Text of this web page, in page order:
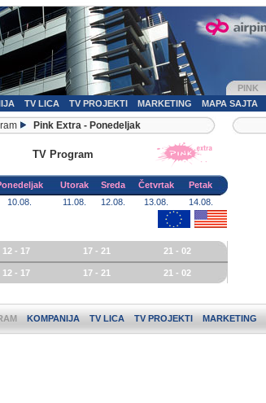
PINK
TV LICA TV PROJEKTI MARKETING MAPA SAJTA
Pink Extra - Ponedeljak
TV Program
Utorak Sreda Četvrtak
Petak
10.08. 11.08. 12.08. 13.08.
14.08.
12 - 17 17 - 21 21 - 02
12 - 17 17 - 21 21 - 02
KOMPANIJA TV LICA TV PROJEKTI MARKETING